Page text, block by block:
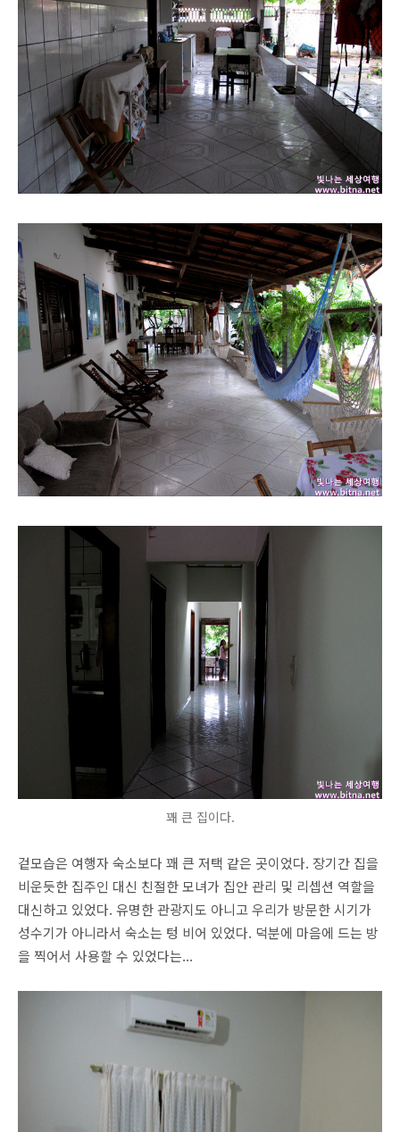
꽤 큰 집이다.
겉모습은 여행자 숙소보다 꽤 큰 저택 같은 곳이었다. 장기간 집을
비운듯한 집주인 대신 친절한 모녀가 집안 관리 및 리셉션 역할을
대신하고 있었다. 유명한 관광지도 아니고 우리가 방문한 시기가
성수기가 아니라서 숙소는 텅 비어 있었다. 덕분에 마음에 드는 방
을 찍어서 사용할 수 있었다는...